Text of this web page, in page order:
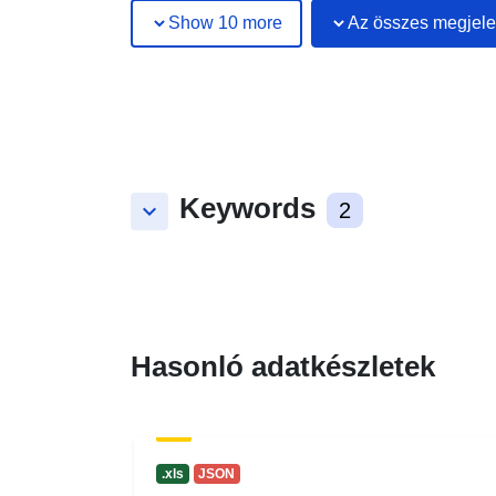
Show 10 more Az összes
keyboard_arrow_down Keywords 2
Hasonló adatkészletek
.xls JSON